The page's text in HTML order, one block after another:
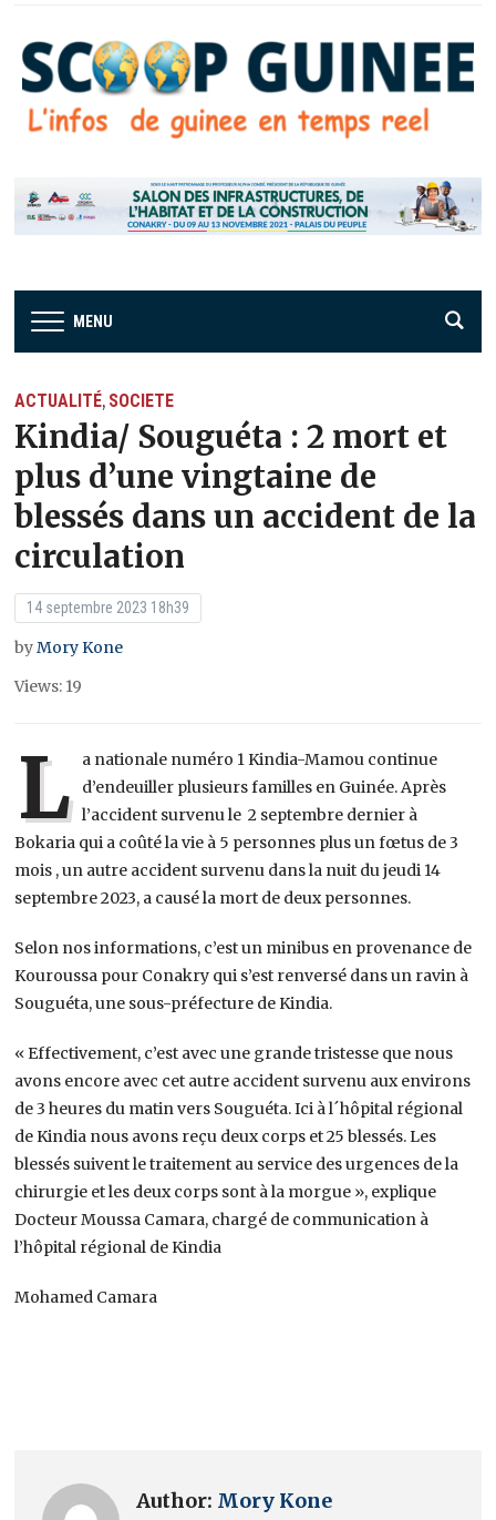
MENU
ACTUALITÉ, SOCIETE
Kindia/ Souguéta : 2 mort et
plus d’une vingtaine de
blessés dans un accident de la
circulation
14 septembre 2023 18h39
byMory Kone
Views: 19
L a nationale numéro 1 Kindia-Mamou continue
d’endeuiller plusieurs familles en Guinée. Après
l’accident survenu le 2 septembre dernier à
Bokaria qui a coûté la vie à 5 personnes plus un fœtus de 3
mois , un autre accident survenu dans la nuit du jeudi 14
septembre 2023, a causé la mort de deux personnes.
Selon nos informations, c’est un minibus en provenance de
Kouroussa pour Conakry qui s’est renversé dans un ravin à
Souguéta, une sous-préfecture de Kindia.
« Effectivement, c’est avec une grande tristesse que nous
avons encore avec cet autre accident survenu aux environs
de 3 heures du matin vers Souguéta. Ici à l´hôpital régional
de Kindia nous avons reçu deux corps et 25 blessés. Les
blessés suivent le traitement au service des urgences de la
chirurgie et les deux corps sont à la morgue », explique
Docteur Moussa Camara, chargé de communication à
l’hôpital régional de Kindia
Mohamed Camara
Author: Mory Kone